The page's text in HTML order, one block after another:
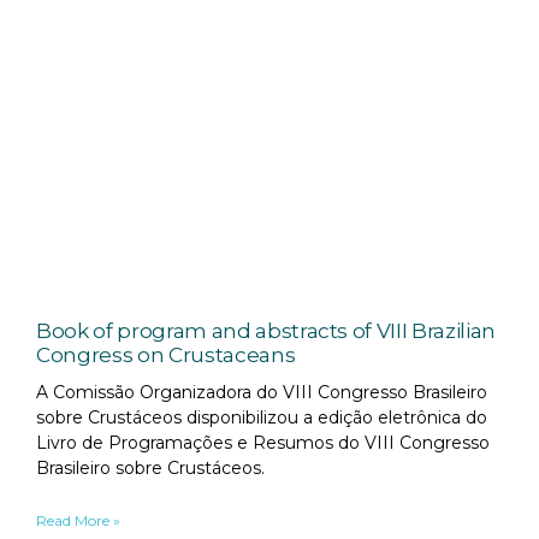
Book of program and abstracts of VIII Brazilian
Congress on Crustaceans
A Comissão Organizadora do VIII Congresso Brasileiro
sobre Crustáceos disponibilizou a edição eletrônica do
Livro de Programações e Resumos do VIII Congresso
Brasileiro sobre Crustáceos.
Read More »